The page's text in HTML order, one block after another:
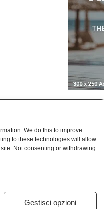
We do this to improve
to these technologies will allow
Not consenting or withdrawing
Gestisci opzioni
LATEST